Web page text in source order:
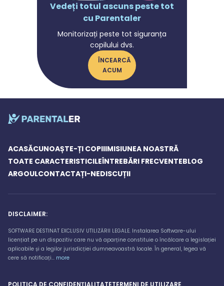
Vedeți totul ascuns peste tot
cu Parentaler
Monitorizați peste tot siguranța
copilului dvs.
ÎNCEARCĂ
ACUM
ACASĂCUNOAȘTE-ȚI COPIIIMISIUNEA NOASTRĂ
TOATE CARACTERISTICILEÎNTREBĂRI FRECVENTEBLOG
ARGOULCONTACTAȚI-NEDISCUȚII
DISCLAIMER:
SOFTWARE DESTINAT EXCLUSIV UTILIZĂRII LEGALE. Instalarea Software-ului
licențiat pe un dispozitiv care nu vă aparține constituie o încălcare a legislației
aplicabile și a legilor jurisdicției dumneavoastră locale. În general, legea vă
cere să notificați... more
POLITICA DE CONFIDENȚIALITATETERMENI DE UTILIZARE